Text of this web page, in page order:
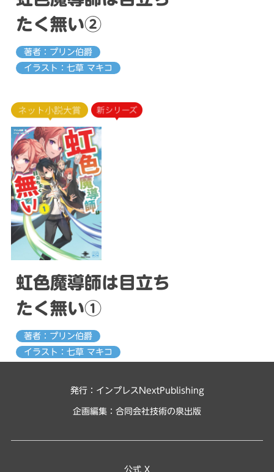
たく無い②
著者：プリン伯爵
イラスト：七草 マキコ
虹色魔導師は目立ち
たく無い①
著者：プリン伯爵
イラスト：七草 マキコ
発行：インプレスNextPublishing
企画編集： 合同会社技術の泉出版
公式 X